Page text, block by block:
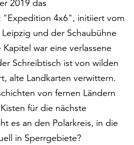
2019 das
"Expedition 4x6", initiiert vom
und der Schaubühne
war eine verlassene
Schreibtisch ist von wilden
alte Landkarten verwittern.
von fernen Ländern
für die nächste
es an den Polarkreis, in die
in Sperrgebiete?